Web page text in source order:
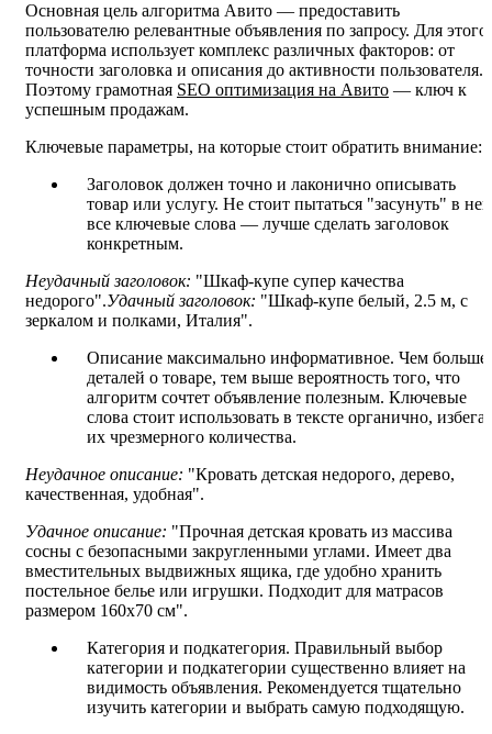
Основная цель алгоритма Авито — предоставить
пользователю релевантные объявления по запросу. Для этого
платформа использует комплекс различных факторов: от
точности заголовка и описания до активности пользователя.
Поэтому грамотная SEO оптимизация на Авито — ключ к
успешным продажам.
Ключевые параметры, на которые стоит обратить внимание:
Заголовок должен точно и лаконично описывать
товар или услугу. Не стоит пытаться "засунуть" в
все ключевые слова — лучше сделать заголовок
конкретным.
Неудачный заголовок: "Шкаф-купе супер качества
недорого".Удачный заголовок: "Шкаф-купе белый, 2.5 м, с
зеркалом и полками, Италия".
Описание максимально информативное. Чем больше
деталей о товаре, тем выше вероятность того, что
алгоритм сочтет объявление полезным. Ключевые
слова стоит использовать в тексте органично, избегая
их чрезмерного количества.
Неудачное описание: "Кровать детская недорого, дерево,
качественная, удобная".
Удачное описание: "Прочная детская кровать из массива
сосны с безопасными закругленными углами. Имеет два
вместительных выдвижных ящика, где удобно хранить
постельное белье или игрушки. Подходит для матрасов
размером 160х70 см".
Категория и подкатегория. Правильный выбор
категории и подкатегории существенно влияет на
видимость объявления. Рекомендуется тщательно
изучить категории и выбрать самую подходящую.